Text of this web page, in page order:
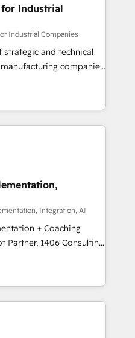
actually make a
for Industrial
Industrial Companies
and technical
companies
in delivering
by leveraging
to fuel success.
Marketing -
CMS Website
transparent,
guidance you
Integration, AI
+ Coaching
transform how
We don't just build your
to own it, then stay
Alignment +